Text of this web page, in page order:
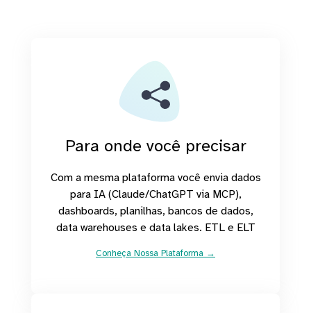
Para onde você precisar
Com a mesma plataforma você envia dados
para IA (Claude/ChatGPT via MCP),
dashboards, planilhas, bancos de dados,
data warehouses e data lakes. ETL e ELT
Conheça Nossa Plataforma →